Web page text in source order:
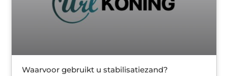
Waarvoor gebruikt u stabilisatiezand?